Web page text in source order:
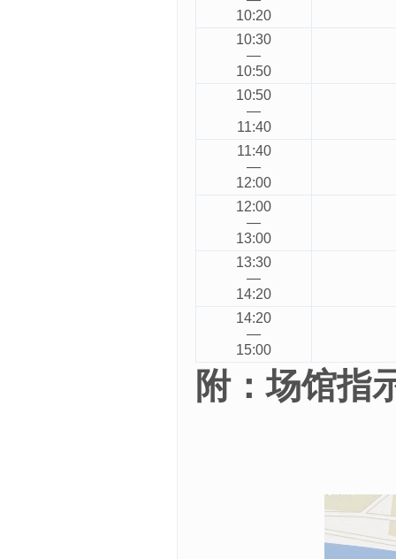
10:20
10:30
—
10:50
10:50
—
11:40
11:40
—
12:00
12:00
—
13:00
13:30
—
14:20
14:20
—
15:00
附：场馆指